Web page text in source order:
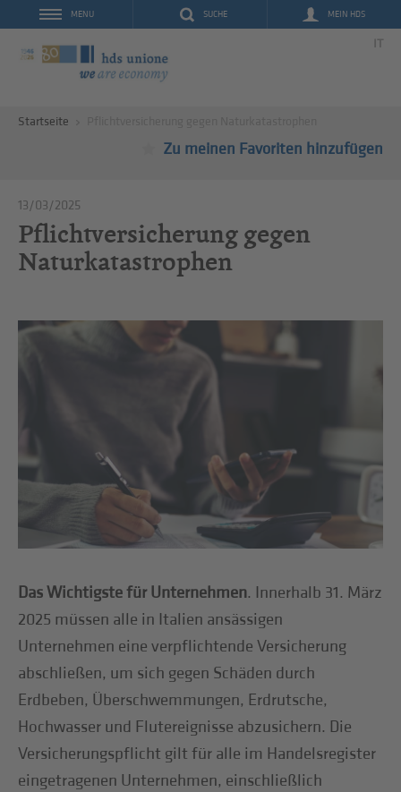
SUCHE MEIN HDS
MENU
IT
Startseite
Zu meinen Favoriten hinzufügen
13/03/2025
Pflichtversicherung gegen
Naturkatastrophen
Das Wichtigste für Unternehmen. Innerhalb 31. März
2025 müssen alle in Italien ansässigen
Unternehmen eine verpflichtende Versicherung
abschließen, um sich gegen Schäden durch
Erdbeben, Überschwemmungen, Erdrutsche,
Hochwasser und Flutereignisse abzusichern. Die
Versicherungspflicht gilt für alle im Handelsregister
eingetragenen Unternehmen, einschließlich